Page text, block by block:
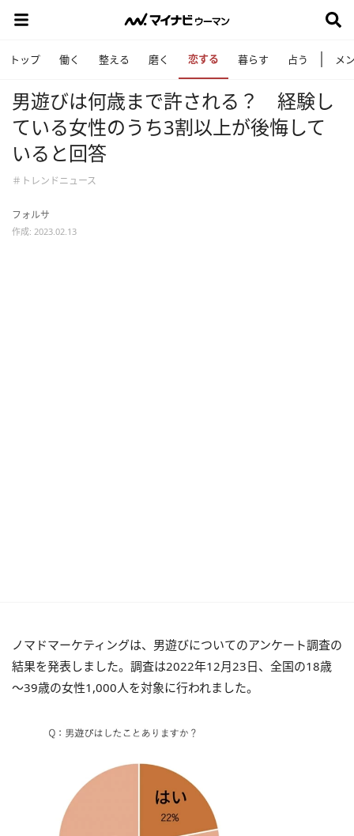
トップ 働く 整える 磨く 恋する 暮らす 占う メ
男遊びは何歳まで許される？ 経験し
ている女性のうち3割以上が後悔して
いると回答
＃トレンドニュース
フォルサ
作成: 2023.02.13
ノマドマーケティングは、男遊びについてのアンケート調査の
結果を発表しました。調査は2022年12月23日、全国の18歳
～39歳の女性1,000人を対象に行われました。